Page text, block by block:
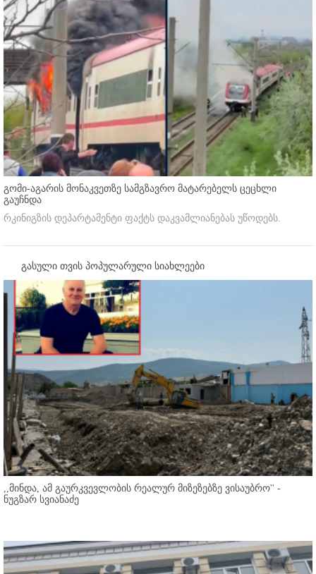
გომი-აგარის მონაკვეთზე სამგზავრო მატარებელს ცეცხლი
გაუჩნდა
რკინიგზის დეპარტამენტი ფაქტს დაკვამლიანებას უწოდებს.
გასული თვის პოპულარული სიახლეები
,,მინდა, ამ გაურკვევლობის რეალურ მიზეზებზე ვისაუბრო'' -
ნუგზარ სვიანაძე